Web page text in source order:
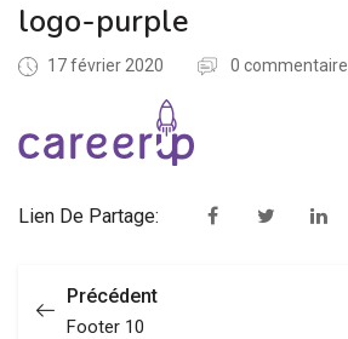
logo-purple
17 février 2020 0 commentaire
Lien De Partage:
Précédent
Footer 10